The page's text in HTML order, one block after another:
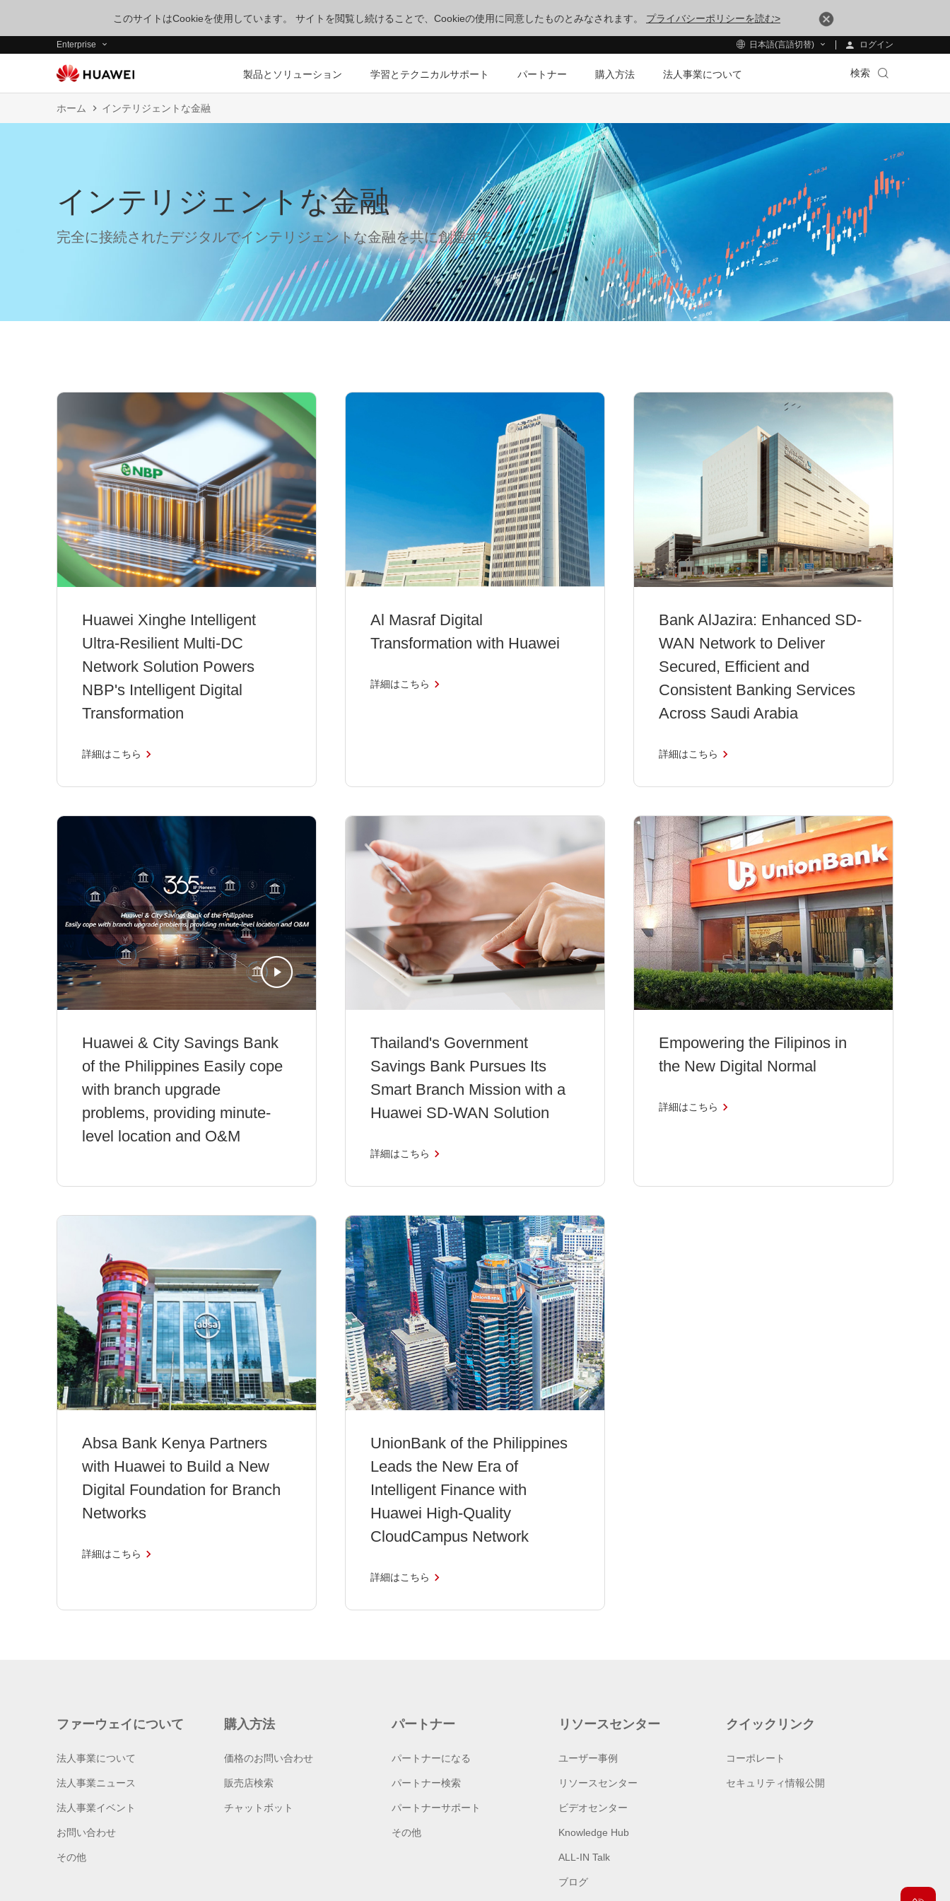
このサイトはCookieを使用しています。 サイトを閲覧し続けることで、Cookieの使用に同意したものとみなされます。 プライバシーポリシーを読む>
Enterprise 日本語(言語切替) ログイン
製品とソリューション 学習とテクニカルサポート パートナー 購入方法 法人事業について 検索
ホーム インテリジェントな金融
インテリジェントな金融
完全に接続されたデジタルでインテリジェントな金融を共に創造する
Huawei Xinghe Intelligent
Ultra-Resilient Multi-DC
Network Solution Powers
NBP's Intelligent Digital
Transformation
詳細はこちら
Al Masraf Digital
Transformation with Huawei
詳細はこちら
Bank AlJazira: Enhanced SD-
WAN Network to Deliver
Secured, Efficient and
Consistent Banking Services
Across Saudi Arabia
詳細はこちら
Huawei & City Savings Bank
of the Philippines Easily cope
with branch upgrade
problems, providing minute-
level location and O&M
Thailand's Government
Savings Bank Pursues Its
Smart Branch Mission with a
Huawei SD-WAN Solution
詳細はこちら
Empowering the Filipinos in
the New Digital Normal
詳細はこちら
Absa Bank Kenya Partners
with Huawei to Build a New
Digital Foundation for Branch
Networks
詳細はこちら
UnionBank of the Philippines
Leads the New Era of
Intelligent Finance with
Huawei High-Quality
CloudCampus Network
詳細はこちら
ファーウェイについて
法人事業について
法人事業ニュース
法人事業イベント
お問い合わせ
その他
購入方法
価格のお問い合わせ
販売店検索
チャットボット
パートナー
パートナーになる
パートナー検索
パートナーサポート
その他
リソースセンター
ユーザー事例
リソースセンター
ビデオセンター
Knowledge Hub
ALL-IN Talk
ブログ
クイックリンク
コーポレート
セキュリティ情報公開